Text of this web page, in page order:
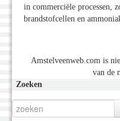
in commerciële processen,
brandstofcellen en
Amstelveenweb.com is
van de
Zoeken